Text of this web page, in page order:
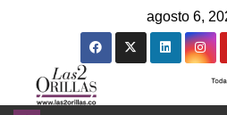
agosto 6,